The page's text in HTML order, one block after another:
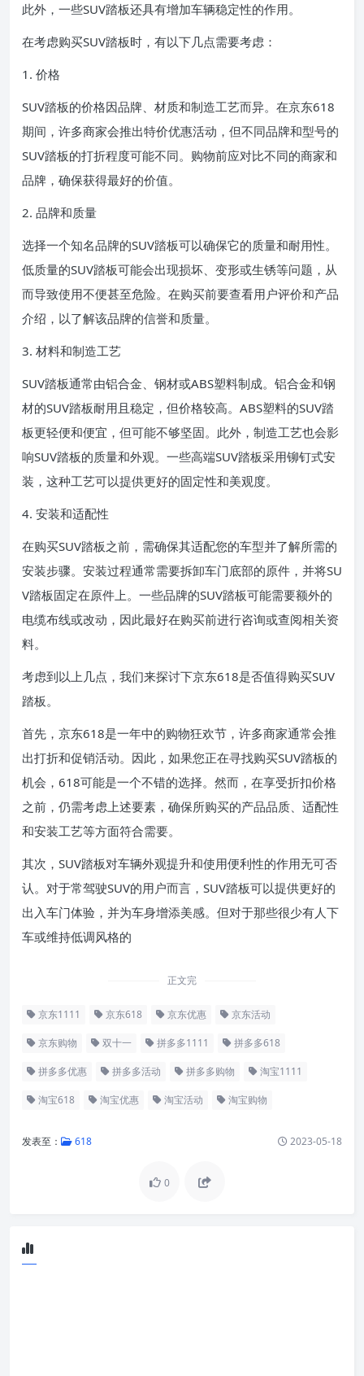
此外，一些SUV踏板还具有增加车辆稳定性的作用。
在考虑购买SUV踏板时，有以下几点需要考虑：
1. 价格
SUV踏板的价格因品牌、材质和制造工艺而异。在京东618
期间，许多商家会推出特价优惠活动，但不同品牌和型号的
SUV踏板的打折程度可能不同。购物前应对比不同的商家和
品牌，确保获得最好的价值。
2. 品牌和质量
选择一个知名品牌的SUV踏板可以确保它的质量和耐用性。
低质量的SUV踏板可能会出现损坏、变形或生锈等问题，从
而导致使用不便甚至危险。在购买前要查看用户评价和产品
介绍，以了解该品牌的信誉和质量。
3. 材料和制造工艺
SUV踏板通常由铝合金、钢材或ABS塑料制成。铝合金和钢
材的SUV踏板耐用且稳定，但价格较高。ABS塑料的SUV踏
板更轻便和便宜，但可能不够坚固。此外，制造工艺也会影
响SUV踏板的质量和外观。一些高端SUV踏板采用铆钉式安
装，这种工艺可以提供更好的固定性和美观度。
4. 安装和适配性
在购买SUV踏板之前，需确保其适配您的车型并了解所需的
安装步骤。安装过程通常需要拆卸车门底部的原件，并将SU
V踏板固定在原件上。一些品牌的SUV踏板可能需要额外的
电缆布线或改动，因此最好在购买前进行咨询或查阅相关资
料。
考虑到以上几点，我们来探讨下京东618是否值得购买SUV
踏板。
首先，京东618是一年中的购物狂欢节，许多商家通常会推
出打折和促销活动。因此，如果您正在寻找购买SUV踏板的
机会，618可能是一个不错的选择。然而，在享受折扣价格
之前，仍需考虑上述要素，确保所购买的产品品质、适配性
和安装工艺等方面符合需要。
其次，SUV踏板对车辆外观提升和使用便利性的作用无可否
认。对于常驾驶SUV的用户而言，SUV踏板可以提供更好的
出入车门体验，并为车身增添美感。但对于那些很少有人下
车或维持低调风格的
正文完
京东1111 京东618 京东优惠 京东活动
京东购物 双十一 拼多多1111 拼多多618
拼多多优惠 拼多多活动 拼多多购物 淘宝1111
淘宝618 淘宝优惠 淘宝活动 淘宝购物
发表至： 618 2023-05-18
0